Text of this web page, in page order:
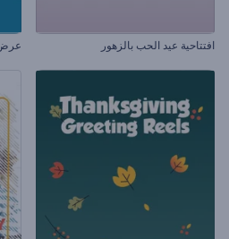
افتتاحية عيد الحب بالزهور عرض